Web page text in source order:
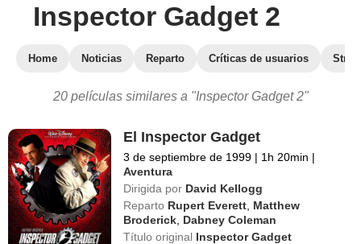
Inspector Gadget 2
Home Noticias Reparto Críticas de usuarios
20 películas similares a "Inspector Gadget 2"
El Inspector Gadget
3 de septiembre de 1999 | 1h 20min |
Aventura
Dirigida por David Kellogg
Reparto Rupert Everett Matthew
Broderick Dabney Coleman
Título original Inspector Gadget